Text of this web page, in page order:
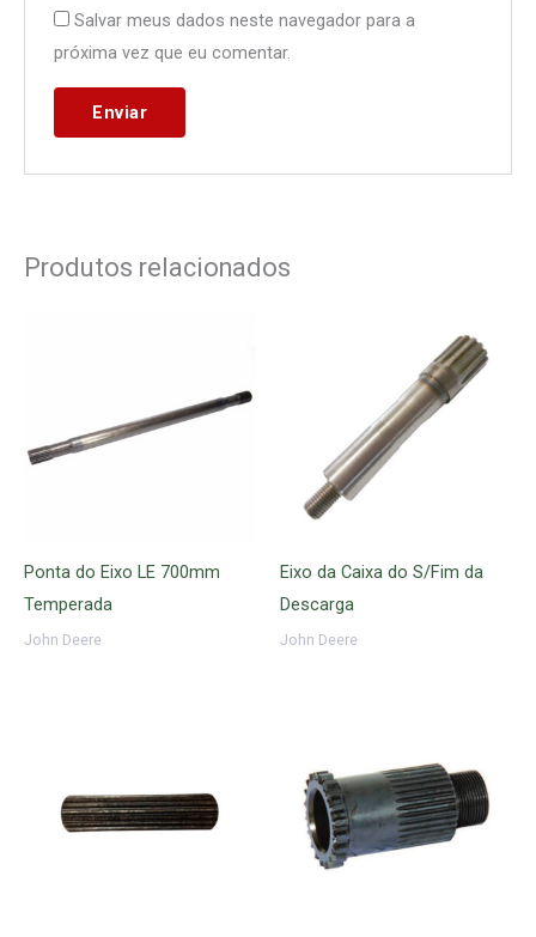
Salvar meus dados neste navegador para a
próxima vez que eu comentar.
Produtos relacionados
Ponta do Eixo LE 700mm
Temperada
John Deere
Eixo da Caixa do S/Fim da
Descarga
John Deere